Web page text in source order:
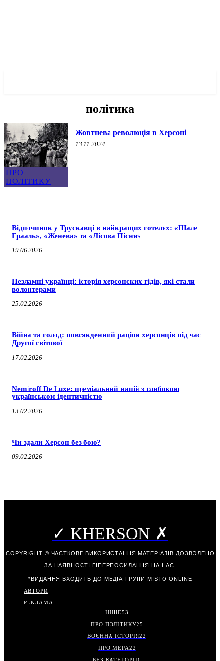
політика
ПРО
ПОЛІТИКУ
Жовтнева революція в Херсоні
13.11.2024
Відпочинок у Трускавці в найкращих готелях: «Шале
Грааль», «Женева» та «Лісова Пісня»
19.06.2026
Незламні українці: історія херсонских гідів, які стали
волонтерами
25.02.2026
Війна та голод: повсякденний раціон херсонців під час
Другої світової
17.02.2026
Nemiroff De Luxe: преміальний напій з глибокою
українською ідентичністю
13.02.2026
Чи здали Херсон без бою?
09.02.2026
✓ KHERSON ✗
COPYRIGHT © ЧАСТКОВЕ ВИКОРИСТАННЯ МАТЕРІАЛІВ ДОЗВОЛЕНО
ЗА НАЯВНОСТІ ГІПЕРПОСИЛАННЯ НА НАС.
*ВИДАННЯ ВХОДИТЬ ДО МЕДІА-ГРУПИ MISTO ONLINE
АВТОРИ
РЕКЛАМА
ІНШЕ53
ПРО ПОЛІТИКУ25
ВОЄННА ІСТОРІЯ22
ПРО МЕРА22
БЕЗ КАТЕГОРІЇ1